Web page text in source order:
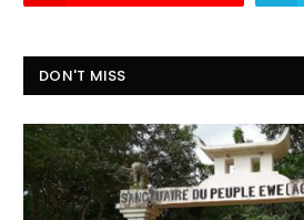
DON'T MISS